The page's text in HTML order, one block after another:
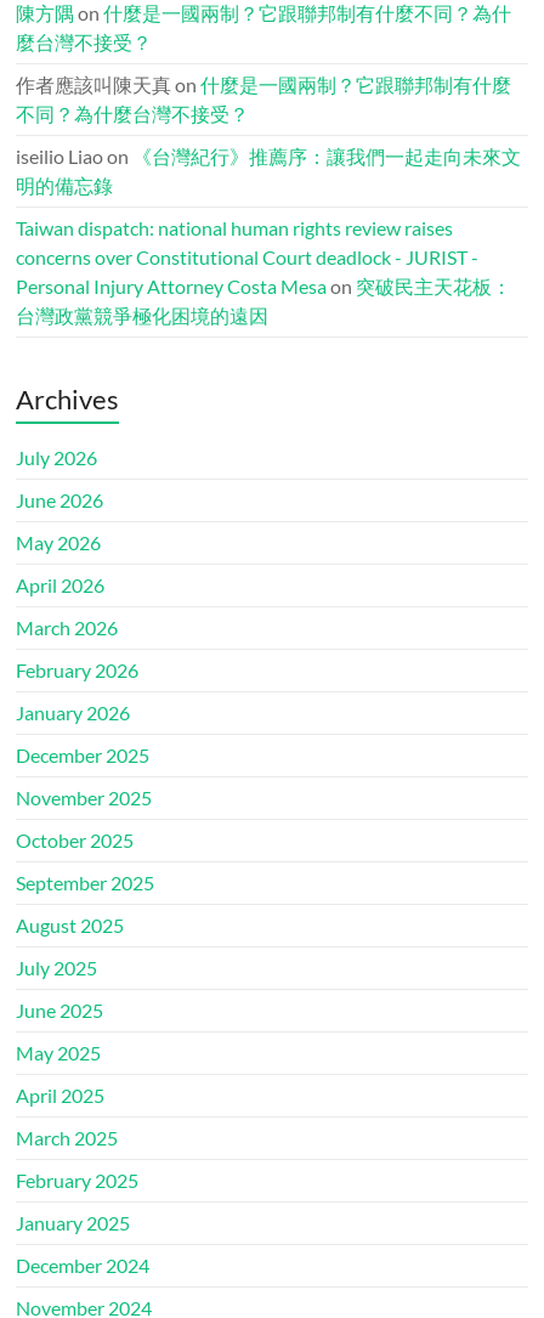
陳方隅 on什麼是一國兩制？它跟聯邦制有什麼不同？為什
麼台灣不接受？
作者應該叫陳天真on什麼是一國兩制？它跟聯邦制有什麼
不同？為什麼台灣不接受？
iseilio Liaoon
《台灣紀行》推薦序：讓我們一起走向未來文
明的備忘錄
Taiwan dispatch: national human rights review raises
concerns over Constitutional Court deadlock - JURIST -
Personal Injury Attorney Costa Mesaon 突破民主天花板：
台灣政黨競爭極化困境的遠因
Archives
July 2026
June 2026
May 2026
April 2026
March 2026
February 2026
January 2026
December 2025
November 2025
October 2025
September 2025
August 2025
July 2025
June 2025
May 2025
April 2025
March 2025
February 2025
January 2025
December 2024
November 2024